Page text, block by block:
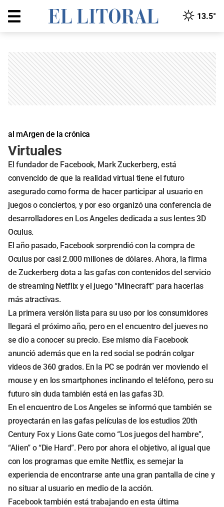
13.5°
al mArgen de la crónica
Virtuales
El fundador de Facebook, Mark Zuckerberg, está
convencido de que la realidad virtual tiene el futuro
asegurado como forma de hacer participar al usuario en
juegos o conciertos, y por eso organizó una conferencia de
desarrolladores en Los Angeles dedicada a sus lentes 3D
Oculus.
El año pasado, Facebook sorprendió con la compra de
Oculus por casi 2.000 millones de dólares. Ahora, la firma
de Zuckerberg dota a las gafas con contenidos del servicio
de streaming Netflix y el juego “Minecraft” para hacerlas
más atractivas.
La primera versión lista para su uso por los consumidores
llegará el próximo año, pero en el encuentro del jueves no
se dio a conocer su precio. Ese mismo día Facebook
anunció además que en la red social se podrán colgar
videos de 360 grados. En la PC se podrán ver moviendo el
mouse y en los smartphones inclinando el teléfono, pero su
futuro sin duda también está en las gafas 3D.
En el encuentro de Los Angeles se informó que también se
proyectarán en las gafas películas de los estudios 20th
Century Fox y Lions Gate como “Los juegos del hambre”,
“Alien” o “Die Hard”. Pero por ahora el objetivo, al igual que
con los programas que emite Netflix, es semejar la
experiencia de encontrarse ante una gran pantalla de cine y
no situar al usuario en medio de la acción.
Facebook también está trabajando en esta última